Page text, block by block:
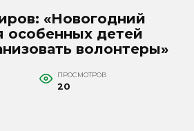
«Новогодний
особенных детей
волонтеры»
ПРОСМОТРОВ
20